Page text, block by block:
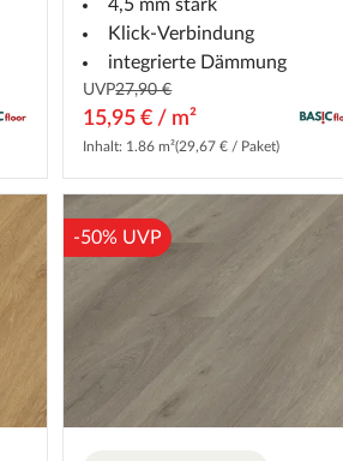
4,5 mm stark
Klick-Verbindung
integrierte Dämmung
UVP27,90 €
15,95 € / m²
Inhalt: 1.86 m²(29,67 € / Paket)
-50% UVP